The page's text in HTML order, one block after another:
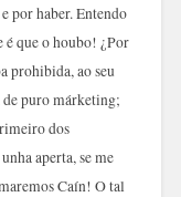
por haber. Entendo
é que o houbo! ¿Por
prohibida, ao seu
de puro márketing;
dos
aperta, se me
Caín! O tal